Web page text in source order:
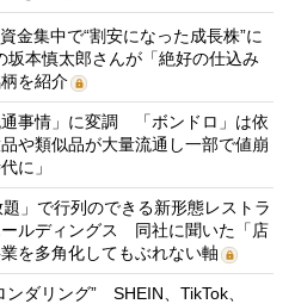
金集中で“割安になった成長株”に
本慎太郎さんが「絶好の仕込み
を紹介
事情」に変調 「ボンドロ」は依
や類似品が大量流通し一部で値崩
に」
題」で行列のできる新形態レストラ
ールディングス 同社に聞いた「店
を多角化してもぶれない軸
ダリング” SHEIN、TikTok、